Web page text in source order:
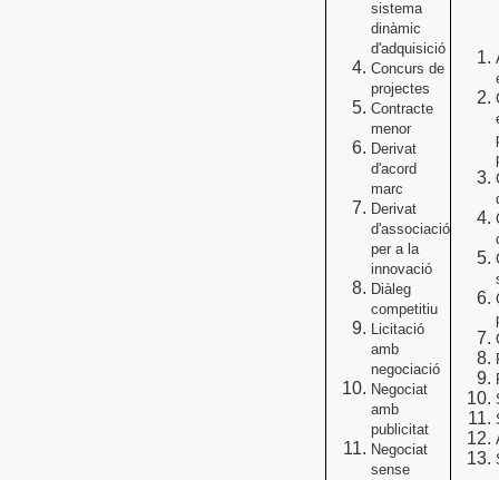
sistema
dinàmic
d'adquisició
Concurs de
projectes
Contracte
menor
Derivat
d'acord
marc
Derivat
d'associació
per a la
innovació
Diàleg
competitiu
Licitació
amb
negociació
Negociat
amb
publicitat
Negociat
sense